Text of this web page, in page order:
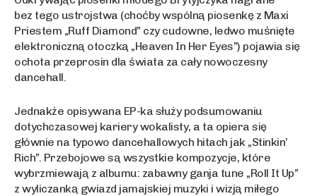
bez tego ustrojstwa (choćby wspólną piosenkę z Maxi
Priestem „Ruff Diamond” czy cudowne, ledwo muśnięte
elektroniczną otoczką „Heaven In Her Eyes”) pojawia się
ochota przeprosin dla świata za cały nowoczesny
dancehall.
Jednakże opisywana EP-ka służy podsumowaniu
dotychczasowej kariery wokalisty, a ta opiera się
głównie na typowo dancehallowych hitach jak „Stinkin’
Rich”. Przebojowe są wszystkie kompozycje, które
wybrzmiewają z albumu: zabawny ganja tune „Roll It Up”
z wyliczanką gwiazd jamajskiej muzyki i wizją miłego